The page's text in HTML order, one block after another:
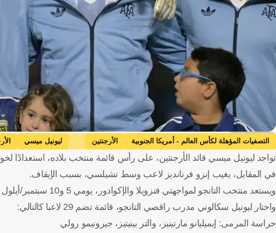
Getty Images
التصفيات المؤهلة لكأس العالم - أمريكا الجنوبية الأرجنتين ليونيل ميسي
الأرجنتين
كرة قدم
تواجد ليونيل ميسي قائد الأرجنتين، على رأس قائمة منتخب بلاده، استعدادًا
في المقابل، يغيب إنزو فرنانديز لاعب وسط تشيلسي، بسبب الإيقاف.
ويستعد منتخب التانجو لمواجهتي فنزويلا والإكوادور، يومي 5 و10 سبتمبر/أيلول المقبل، في الجولتين الأخيرتين من التصفيات.
واختار ليونيل سكالوني مدرب راقصي التانجو، قائمة تضم 29 لاعبا كالتالي:
حراسة المرمى: إيميليانو مارتينيز، والتر بينيتيز، جيرونيمو رولي